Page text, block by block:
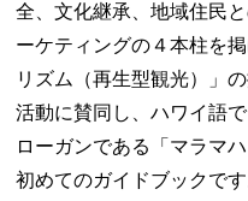
全、文化継承、地域住民
ーケティングの４本柱を
リズム（再生型観光）」
活動に賛同し、ハワイ語
ローガンである「マラマ
初めてのガイドブックです